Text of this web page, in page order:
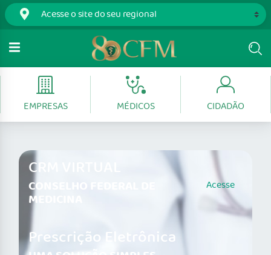
EMPRESAS MÉDICOS CIDADÃO
CRM VIRTUAL
CONSELHO FEDERAL DE
MEDICINA
Acesse
Prescrição Eletrônica